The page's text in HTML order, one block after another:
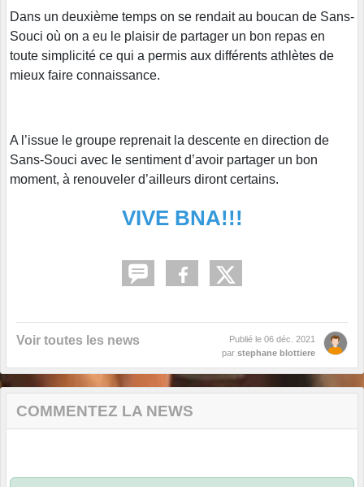
Dans un deuxième temps on se rendait au boucan de Sans-
Souci où on a eu le plaisir de partager un bon repas en
toute simplicité ce qui a permis aux différents athlètes de
mieux faire connaissance.
A l’issue le groupe reprenait la descente en direction de
Sans-Souci avec le sentiment d’avoir partager un bon
moment, à renouveler d’ailleurs diront certains.
VIVE BNA!!!
Voir toutes les news Publié le 06 déc. 2021
par stephane blottiere
COMMENTEZ LA NEWS